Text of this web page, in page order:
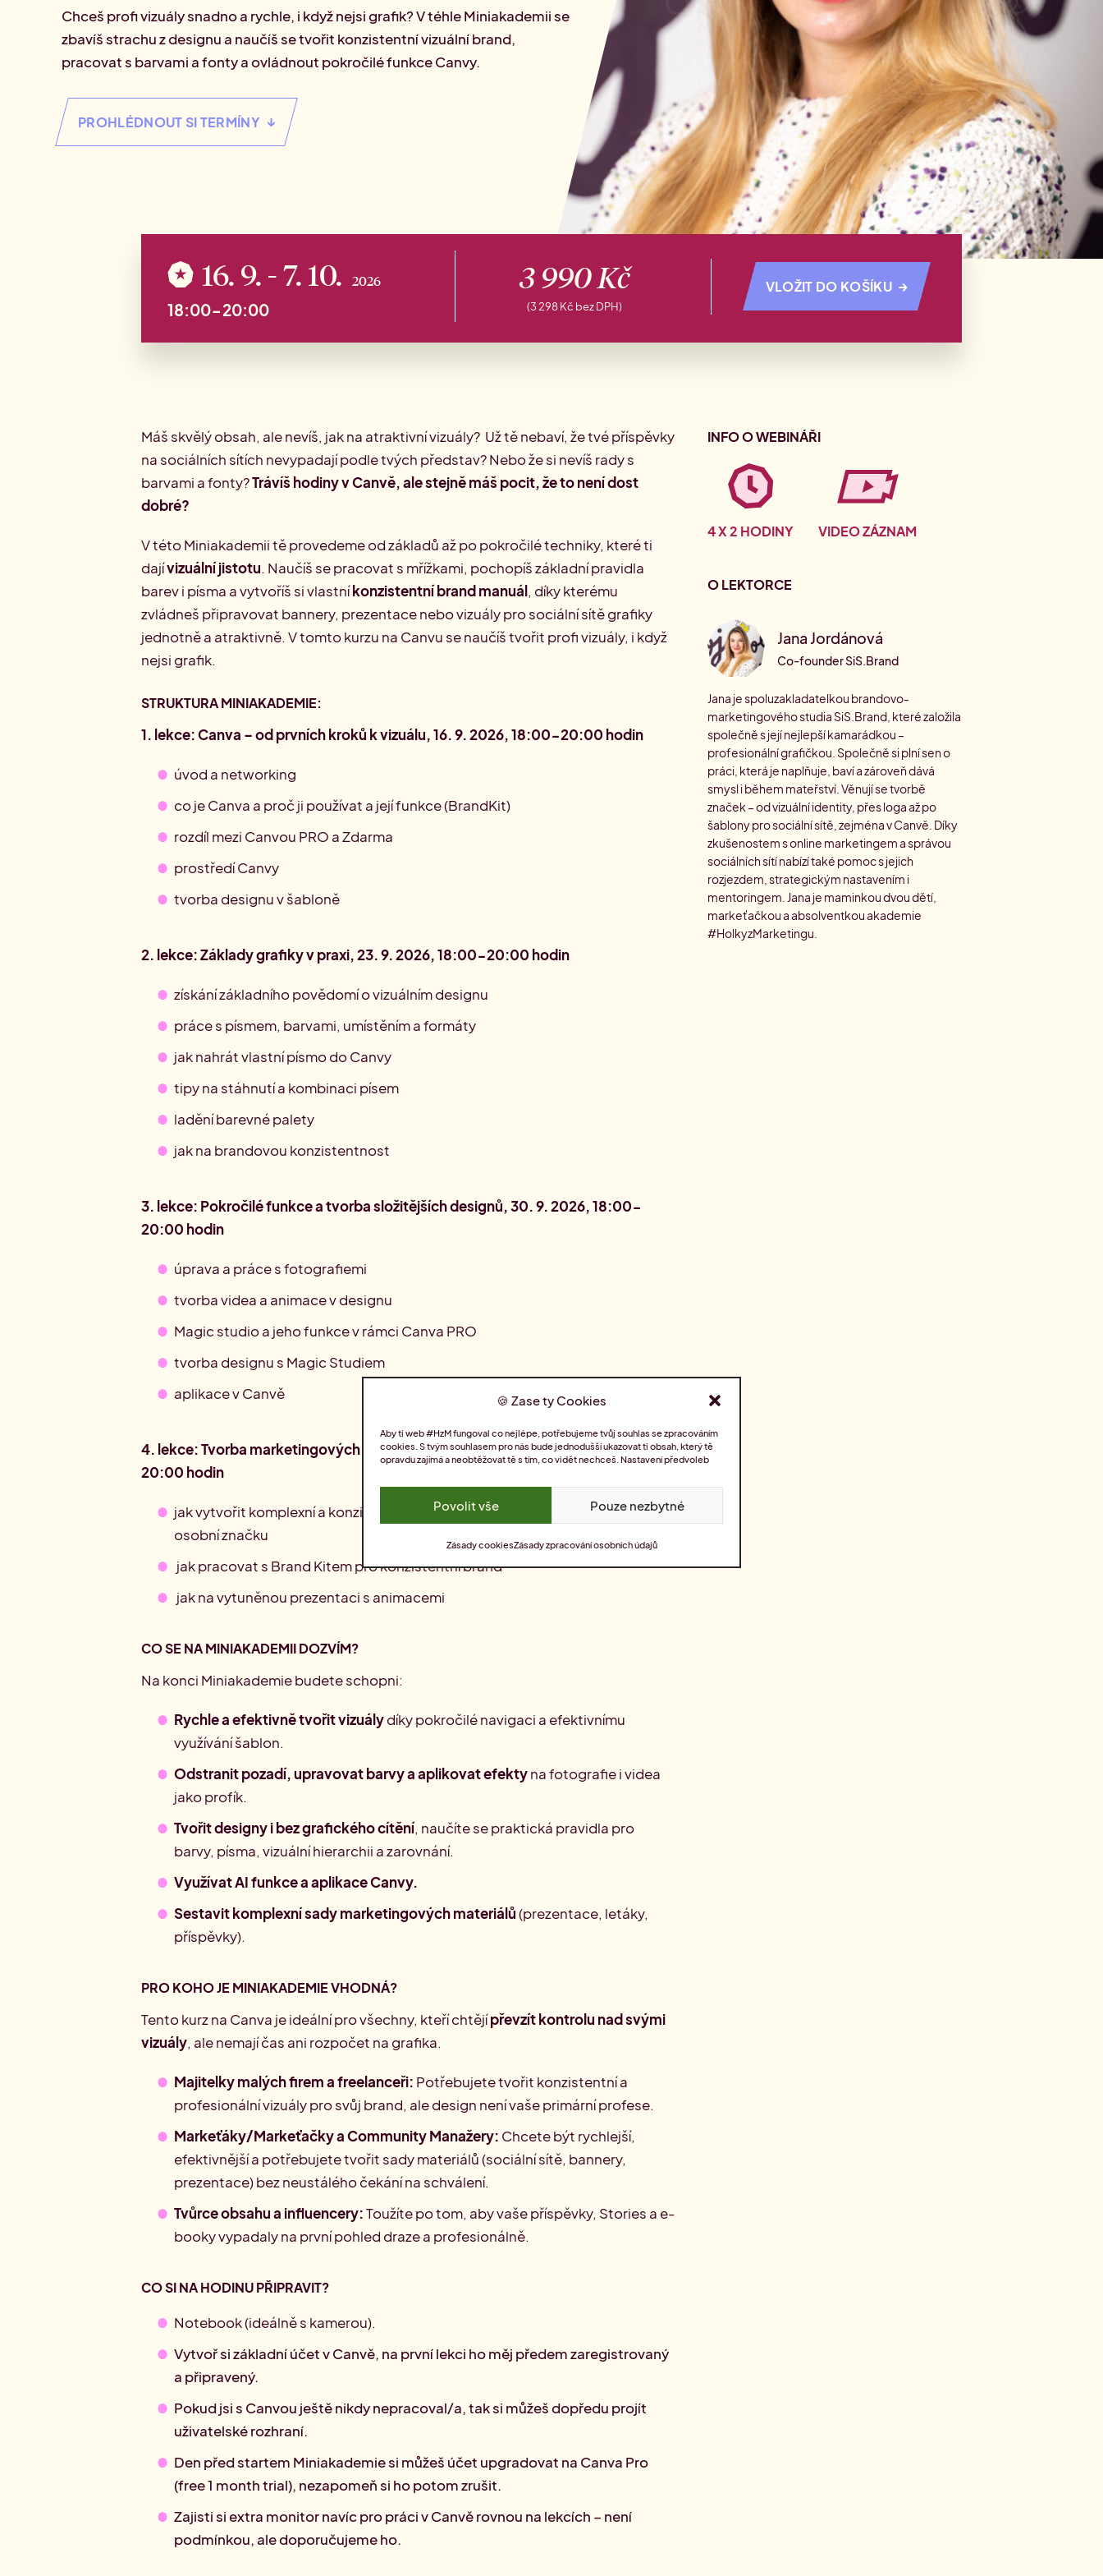
Zase ty Cookies
Aby ti web #HzM fungoval co nejlépe, potřebujeme tvůj souhlas se zpracováním
cookies. S tvým souhlasem pro nás bude jednodušší ukazovat ti obsah, který tě
opravdu zajímá a neobtěžovat tě s tím, co vidět nechceš. Nastavení předvoleb
Povolit vše Pouze nezbytné
Zásady cookiesZásady zpracování osobních údajů
Přehled Akademií
Chceš profi vizuály snadno a rychle, i když nejsi grafik? V téhle Miniakademii se
zbavíš strachu z designu a naučíš se tvořit konzistentní vizuální brand,
pracovat s barvami a fonty a ovládnout pokročilé funkce Canvy.
PROHLÉDNOUT SI TERMÍNY ↓
16. 9. - 7. 10. 2026
18:00-20:00
3 990Kč
(3 298Kč bez DPH)
VLOŽIT DO KOŠÍKU →
Máš skvělý obsah, ale nevíš, jak na atraktivní vizuály? Už tě nebaví, že tvé příspěvky
na sociálních sítích nevypadají podle tvých představ? Nebo že si nevíš rady s
barvami a fonty?Trávíš hodiny v Canvě, ale stejně máš pocit, že to není dost
dobré?
V této Miniakademii tě provedeme od základů až po pokročilé techniky, které ti
dajívizuální jistotu. Naučíš se pracovat s mřížkami, pochopíš základní pravidla
barev i písma a vytvoříš si vlastníkonzistentní brand manuál, díky kterému
zvládneš připravovat bannery, prezentace nebo vizuály pro sociální sítě grafiky
jednotně a atraktivně. V tomto kurzu na Canvu se naučíš tvořit profi vizuály, i když
nejsi grafik.
STRUKTURA MINIAKADEMIE:
1. lekce: Canva – od prvních kroků k vizuálu, 16. 9. 2026, 18:00-20:00 hodin
úvod a networking
co je Canva a proč ji používat a její funkce (BrandKit)
rozdíl mezi Canvou PRO a Zdarma
prostředí Canvy
tvorba designu v šabloně
2. lekce: Základy grafiky v praxi, 23. 9. 2026, 18:00-20:00 hodin
získání základního povědomí o vizuálním designu
práce s písmem, barvami, umístěním a formáty
jak nahrát vlastní písmo do Canvy
tipy na stáhnutí a kombinaci písem
ladění barevné palety
jak na brandovou konzistentnost
3. lekce: Pokročilé funkce a tvorba složitějších designů, 30. 9. 2026, 18:00-
20:00 hodin
úprava a práce s fotografiemi
tvorba videa a animace v designu
Magic studio a jeho funkce v rámci Canva PRO
tvorba designu s Magic Studiem
aplikace v Canvě
4. lekce: Tvorba marketingových materiálů a prezentací, 7. 10. 2026, 18:00-
20:00 hodin
jak vytvořit komplexní a konzistentní sady materiálů pro marketing nebo
osobní značku
jak pracovat s Brand Kitem pro konzistentní brand
jak na vytuněnou prezentaci s animacemi
CO SE NA MINIAKADEMII DOZVÍM?
Na konci Miniakademie budete schopni:
Rychle a efektivně tvořit vizuálydíky pokročilé navigaci a efektivnímu
využívání šablon.
Odstranit pozadí, upravovat barvy a aplikovat efektyna fotografie i videa
jako profík.
Tvořit designy i bez grafického cítění, naučíte se praktická pravidla pro
barvy, písma, vizuální hierarchii a zarovnání.
Využívat AI funkce a aplikace Canvy.
Sestavit komplexní sady marketingových materiálů(prezentace, letáky,
příspěvky).
PRO KOHO JE MINIAKADEMIE VHODNÁ?
Tento kurz na Canva je ideální pro všechny, kteří chtějípřevzít kontrolu nad svými
vizuály, ale nemají čas ani rozpočet na grafika.
Majitelky malých firem a freelanceři: Potřebujete tvořit konzistentní a
profesionální vizuály pro svůj brand, ale design není vaše primární profese.
Markeťáky/Markeťačky a Community Manažery: Chcete být rychlejší,
efektivnější a potřebujete tvořit sady materiálů (sociální sítě, bannery,
prezentace) bez neustálého čekání na schválení.
Tvůrce obsahu a influencery:Toužíte po tom, aby vaše příspěvky, Stories a e-
booky vypadaly na první pohled draze a profesionálně.
CO SI NA HODINU PŘIPRAVIT?
Notebook (ideálně s kamerou).
Vytvoř si základní účet v Canvě, na první lekci ho měj předem zaregistrovaný
a připravený.
Pokud jsi s Canvou ještě nikdy nepracoval/a, tak si můžeš dopředu projít
uživatelské rozhraní.
Den před startem Miniakademie si můžeš účet upgradovat na Canva Pro
(free 1 month trial), nezapomeň si ho potom zrušit.
Zajisti si extra monitor navíc pro práci v Canvě rovnou na lekcích – není
podmínkou, ale doporučujeme ho.
INFO O WEBINÁŘI
4 X 2 HODINY VIDEO ZÁZNAM
O LEKTORCE
Jana Jordánová
Co-founder SiS.Brand
Jana je spoluzakladatelkou brandovo-
marketingového studia SiS.Brand, které založila
společně s její nejlepší kamarádkou –
profesionální grafičkou. Společně si plní sen o
práci, která je naplňuje, baví a zároveň dává
smysl i během mateřství. Věnují se tvorbě
značek – od vizuální identity, přes loga až po
šablony pro sociální sítě, zejména v Canvě. Díky
zkušenostem s online marketingem a správou
sociálních sítí nabízí také pomoc s jejich
rozjezdem, strategickým nastavením i
mentoringem. Jana je maminkou dvou dětí,
markeťačkou a absolventkou akademie
#HolkyzMarketingu.